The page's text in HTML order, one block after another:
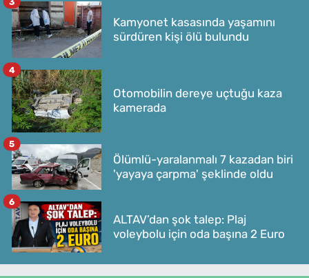
Kamyonet kasasında yaşamını
sürdüren kişi ölü bulundu
Otomobilin dereye uçtuğu kaza
kamerada
4
Ölümlü-yaralanmalı 7 kazadan biri
'yayaya çarpma' şeklinde oldu
5
ALTAV’dan şok talep: Plaj
voleybolu için oda başına 2 Euro
6